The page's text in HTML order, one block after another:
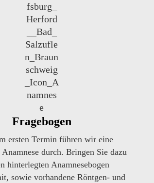
Fragebogen
ersten Termin führen wir eine
durch. Bringen Sie dazu
hinterlegten Anamnesebogen
sowie vorhandene Röntgen- und